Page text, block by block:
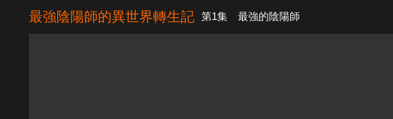
最強陰陽師的異世界轉生記 第1集 最強的陰陽師